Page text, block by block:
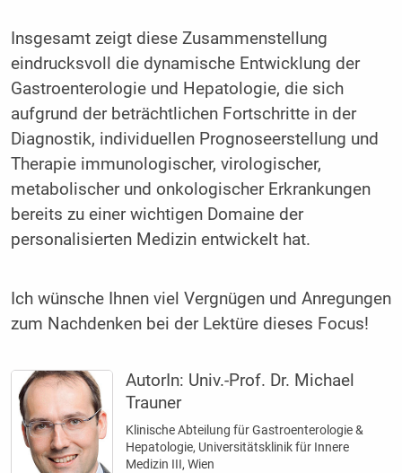
Insgesamt zeigt diese Zusammenstellung
eindrucksvoll die dynamische Entwicklung der
Gastroenterologie und Hepatologie, die sich
aufgrund der beträchtlichen Fortschritte in der
Diagnostik, individuellen Prognoseerstellung und
Therapie immunologischer, virologischer,
metabolischer und onkologischer Erkrankungen
bereits zu einer wichtigen Domaine der
personalisierten Medizin entwickelt hat.
Ich wünsche Ihnen viel Vergnügen und Anregungen
zum Nachdenken bei der Lektüre dieses Focus!
AutorIn: Univ.-Prof. Dr. Michael
Trauner
Klinische Abteilung für Gastroenterologie &
Hepatologie, Universitätsklinik für Innere
Medizin III, Wien